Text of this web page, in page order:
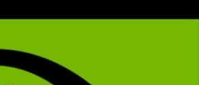
等邊緣設備上的速度，麻省理工學院（
上進行訓練，使用了 1,536 個